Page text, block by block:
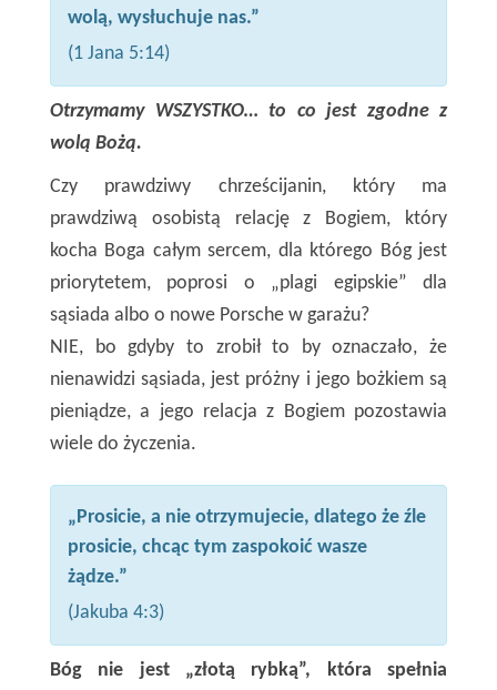
wolą, wysłuchuje nas.”
(1 Jana 5:14)
Otrzymamy WSZYSTKO… to co jest zgodne z
wolą Bożą.
Czy prawdziwy chrześcijanin, który ma
prawdziwą osobistą relację z Bogiem, który
kocha Boga całym sercem, dla którego Bóg jest
priorytetem, poprosi o „plagi egipskie” dla
sąsiada albo o nowe Porsche w garażu?
NIE, bo gdyby to zrobił to by oznaczało, że
nienawidzi sąsiada, jest próżny i jego bożkiem są
pieniądze, a jego relacja z Bogiem pozostawia
wiele do życzenia.
„Prosicie, a nie otrzymujecie, dlatego że źle
prosicie, chcąc tym zaspokoić wasze
żądze.”
(Jakuba 4:3)
Bóg nie jest „złotą rybką”, która spełnia